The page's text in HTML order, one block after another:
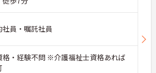
社員・嘱託社員
・経験不問 ※介護福祉士資格あれば